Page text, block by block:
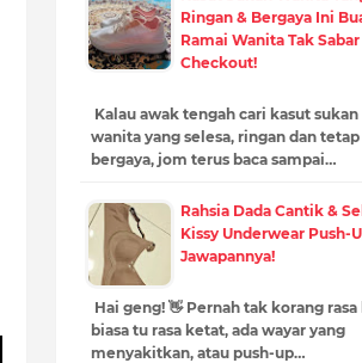
Ringan & Bergaya Ini
Ramai Wanita Tak
Checkout!
Kalau awak tengah cari kasut sukan
wanita yang selesa, ringan dan tetap
bergaya, jom terus baca sampai…
Rahsia Dada Cantik &
Kissy Underwear Push-
Jawapannya!
Hai geng! 👋 Pernah tak korang rasa
biasa tu rasa ketat, ada wayar yang
menyakitkan, atau push-up…